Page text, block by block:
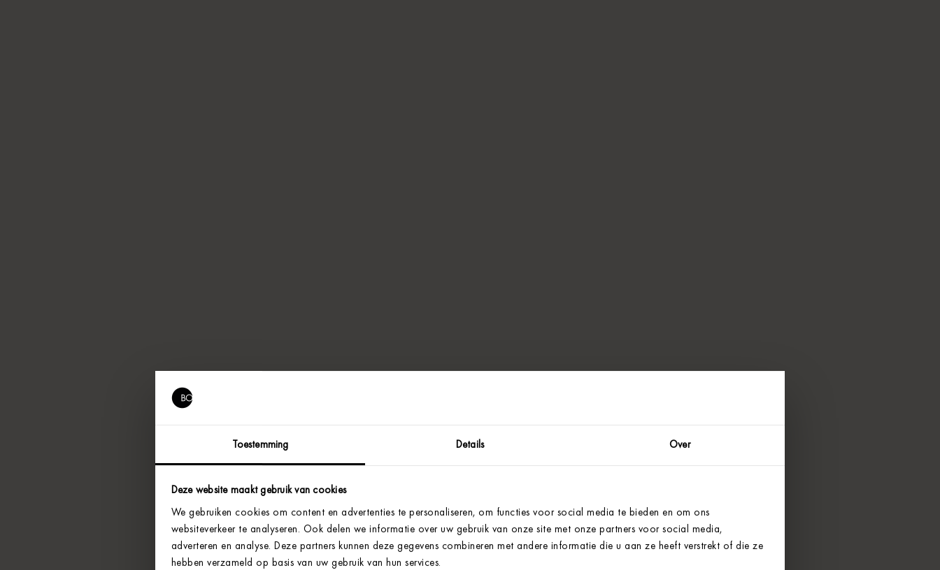
Toestemming Details Over
Deze website maakt gebruik van cookies
We gebruiken cookies om content en advertenties te personaliseren, om functies voor social media te bieden en om ons
websiteverkeer te analyseren. Ook delen we informatie over uw gebruik van onze site met onze partners voor social media,
adverteren en analyse. Deze partners kunnen deze gegevens combineren met andere informatie die u aan ze heeft verstrekt of die ze
hebben verzameld op basis van uw gebruik van hun services.